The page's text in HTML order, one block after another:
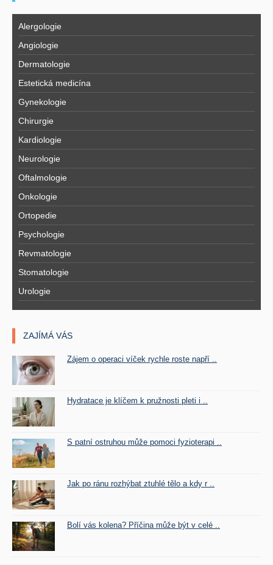
Alergologie
Angiologie
Dermatologie
Estetická medicína
Gynekologie
Chirurgie
Kardiologie
Neurologie
Oftalmologie
Onkologie
Ortopedie
Psychologie
Revmatologie
Stomatologie
Urologie
ZAJÍMÁ VÁS
Zájem o operaci víček rychle roste napří ..
Hydratace je klíčem k pružnosti pleti i ..
S patní ostruhou může pomoci fyzioterapi ..
Jak po ránu rozhýbat ztuhlé tělo a kdy r ..
Bolí vás kolena? Příčina může být v celé ..